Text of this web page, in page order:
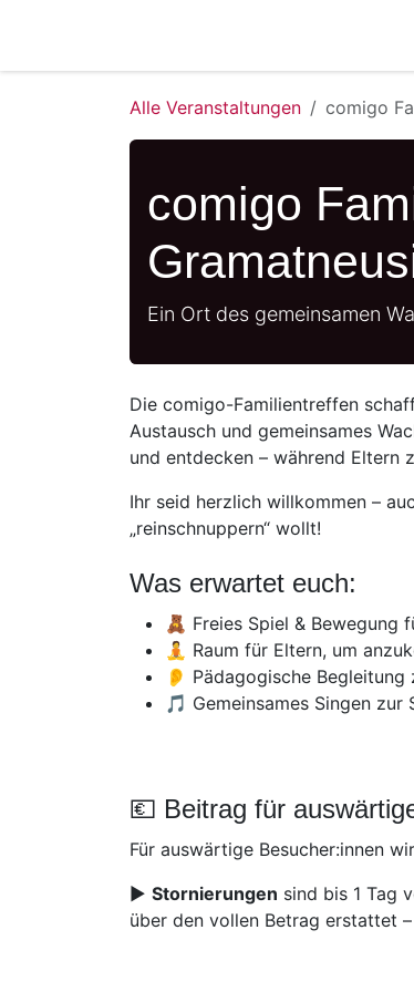
Alle Veranstaltungen comigo
comigo
Ein Ort des gemeinsamen
Die comigo-Familientreffen
Austausch und gemeinsames
und entdecken – während Eltern
Ihr seid herzlich willkommen –
„reinschnuppern“ wollt!
Was erwartet euch:
🧸 Freies Spiel & Bewegung
🧘 Raum für Eltern, um
👂 Pädagogische
🎵 Gemeinsames Singen
💶 Beitrag für
Für auswärtige Besucher:innen
▶️ Stornierungen sind bis 1 Tag
über den vollen Betrag erstattet